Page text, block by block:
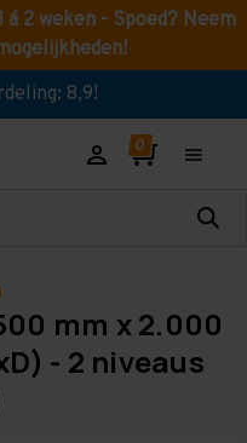
2 weken - Spoed? Neem
8,9!
mm x 2.000
- 2 niveaus